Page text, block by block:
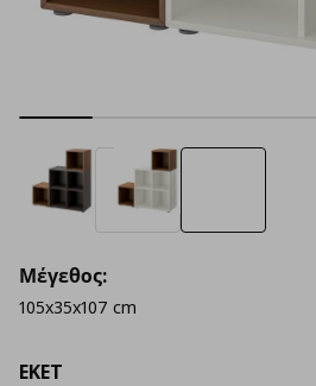
EKET
Μέγεθος:
105x35x107 cm